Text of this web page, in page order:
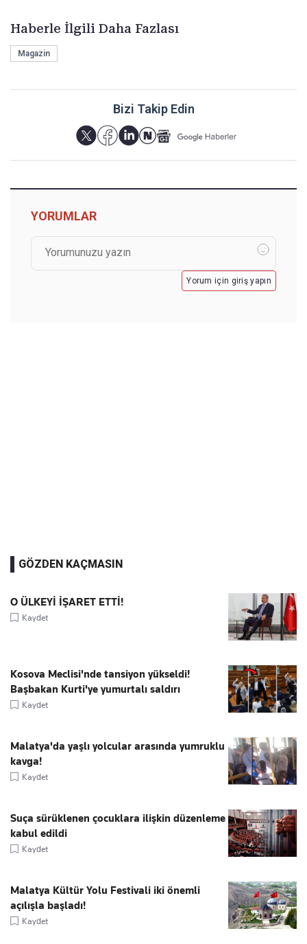
Haberle İlgili Daha Fazlası
Magazin
Bizi Takip Edin
YORUMLAR
Yorum için giriş yapın
GÖZDEN KAÇMASIN
O ÜLKEYİ İŞARET ETTİ!
Kaydet
Kosova Meclisi'nde tansiyon yükseldi!
Başbakan Kurti'ye yumurtalı saldırı
Kaydet
Malatya'da yaşlı yolcular arasında yumruklu
kavga!
Kaydet
Suça sürüklenen çocuklara ilişkin düzenleme
kabul edildi
Kaydet
Malatya Kültür Yolu Festivali iki önemli
açılışla başladı!
Kaydet